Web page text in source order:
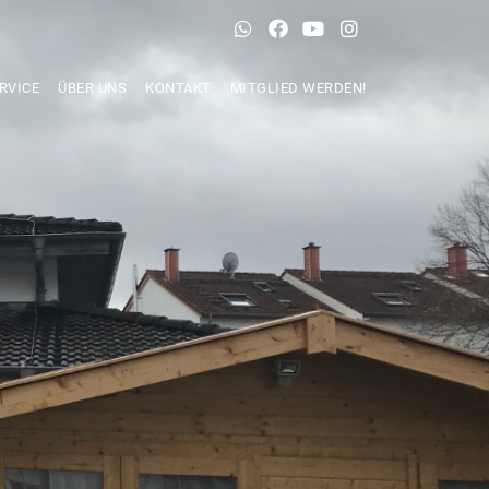
ÜBER UNS KONTAKT MITGLIED WERDEN!